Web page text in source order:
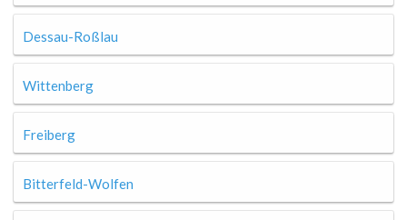
Dessau-Roßlau
Wittenberg
Freiberg
Bitterfeld-Wolfen